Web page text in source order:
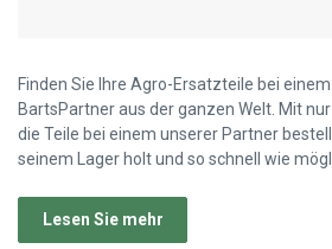
Finden Sie Ihre Agro-Ersatzteile bei
BartsPartner aus der ganzen Welt. Mit
die Teile bei einem unserer Partner
seinem Lager holt und so schnell wie
Lesen Sie mehr